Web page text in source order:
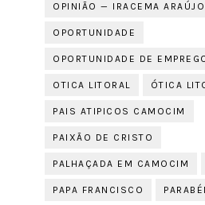
OPINIÃO — IRACEMA ARAÚJO
OPORTUNIDADE
OPORTUNIDADE DE
OTICA LITORAL ÓTICA
PAIS ATIPICOS CAMOCIM
PAIXÃO DE CRISTO
PALHAÇADA EM CAMOCIM
PAPA FRANCISCO